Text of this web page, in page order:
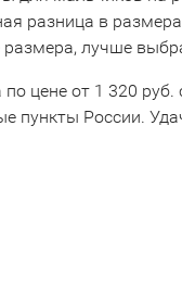
разница в
лучше
цене от 1 320
пункты России.